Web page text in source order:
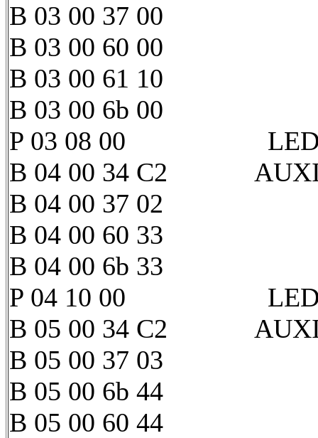
B 03 00 37 00
B 03 00 60 00
B 03 00 61 10
B 03 00 6b 00
P 03 08 00 LED 3
B 04 00 34 C2
B 04 00 37 02
B 04 00 60 33
B 04 00 6b 33
P 04 10 00 LED 4
B 05 00 34 C2
B 05 00 37 03
B 05 00 6b 44
B 05 00 60 44